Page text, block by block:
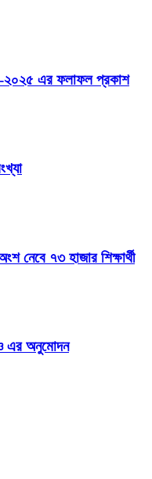
২০২৫ এর ফলাফল প্রকাশ
নেবে ৭৩ হাজার শিক্ষার্থী
এর অনুমোদন